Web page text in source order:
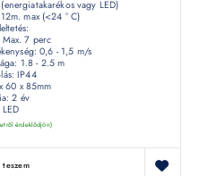
vagy LED)
max (<24 ° C)
7 perc
0,6 - 1,5 m/s
1.8 - 2.5 m
IP44
60 x 85mm
2 év
LED
érdeklődjön)
teszem